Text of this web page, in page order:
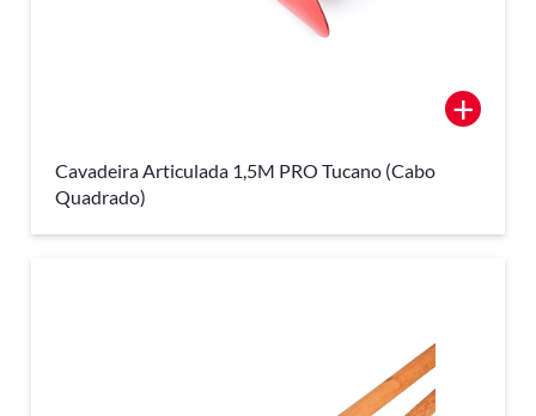
Cavadeira Articulada 1,5M PRO Tucano (Cabo
Quadrado)
+